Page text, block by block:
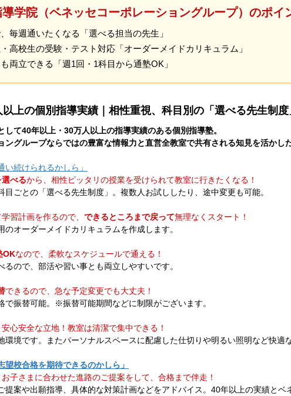
学院（ベネッセコーポレーショングループ）のポイ
毎週通いたくなる「選べる担当の先生」
高校生の受験・テスト対応「オーダーメイドカリキュラム」
両立できる「週1回・1科目から通塾OK」
上の個別指導実績｜相性重視、科目別の「選べる先生制度
して40年以上・30万人以上の指導実績のある個別指導塾。​
ングループならではの豊富な情報力と直営全教室で共有される知見を活かし
続けられるかしら」
べるから、相性ピッタリの授業を受けられて教室に行きたくなる！
目ごとの「選べる先生制度」。複数人お試ししたり、途中変更も可能。
習計画を作るので、 できるところまで戻って無理なくスタート！
のオーダーメイドカリキュラムを作成します。
OKなので、柔軟なスケジュールで通える！
るので、部活や習い事とも両立しやすいです。
できるので、急な予定変更でも大丈夫！
で振替可能。※振替可能期間などに制限がございます。
心安全な立地！教室は清潔で集中できる！
環境です。またパーソナルスペースに配慮した仕切りや明るい照明など快適
望校合格を期待できるのかしら」
子さまに合わせた進路のご提案をして、合格まで伴走！
提案や出願指導、具体的な対策計画などをアドバイス。40年以上の実績とベ